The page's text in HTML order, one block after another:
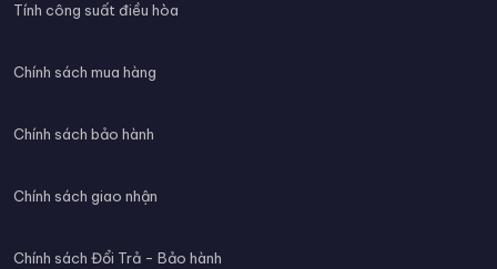
Tính công suất điều hòa
Chính sách mua hàng
Chính sách bảo hành
Chính sách giao nhận
Chính sách Đổi Trả - Bảo hành